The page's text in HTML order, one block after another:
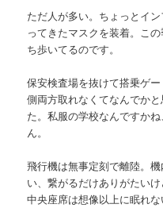
ただ人が多い。ちょっとイ
ってきたマスクを装着。こ
ち歩いてるのです。
保安検査場を抜けて搭乗ゲ
側両方取れなくてなんでか
た。私服の学校なんですか
ん。
飛行機は無事定刻で離陸。
い、繋がるだけありがたい
中央座席は想像以上に眠れな